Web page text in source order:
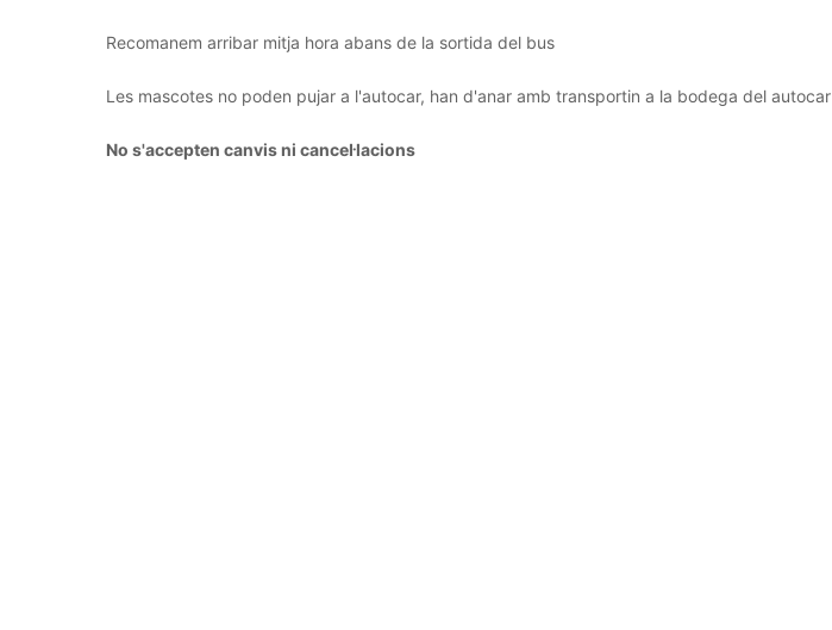
Recomanem arribar mitja hora abans de la sortida del bus
Les mascotes no poden pujar a l'autocar, han d'anar amb transportin a la bodega del autocar
No s'accepten canvis ni cancel·lacions